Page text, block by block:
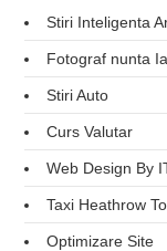
Stiri Inteligenta
Fotograf nunta
Stiri Auto
Curs Valutar
Web Design By
Taxi Heathrow
Optimizare Site